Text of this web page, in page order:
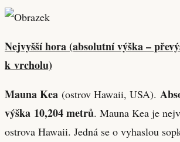
Nejvyšší hora (absolutní výška –
k vrcholu)
Mauna Kea (ostrov Hawaii, USA).
výška 10,204 metrů. Mauna Kea je
ostrova Hawaii. Jedná se o vyhaslou